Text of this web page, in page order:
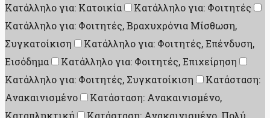
Κατάλληλο για: Κατοικία
Κατάλληλο για: Φοιτητές
Κατάλληλο για: Φοιτητές, Βραχυχρόνια Μίσθωση,
Συγκατοίκιση
Κατάλληλο για: Φοιτητές, Επένδυση,
Εισόδημα
Κατάλληλο για: Φοιτητές, Επιχείρηση
Κατάλληλο για: Φοιτητές, Συγκατοίκιση
Κατάσταση:
Ανακαινισμένο
Κατάσταση: Ανακαινισμένο,
Καταπληκτική
Κατάσταση: Ανακαινισμένο, Πολύ